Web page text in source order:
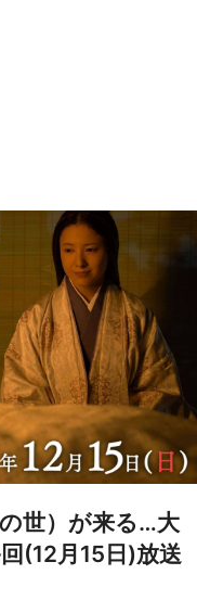
世）が来る…大
(12月15日)放送